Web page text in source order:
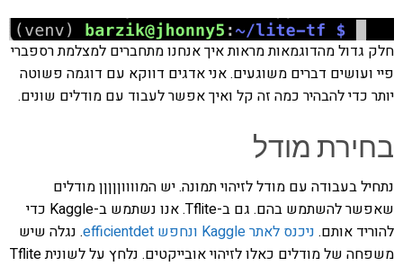
חלק גדול מהדוגמאות מראות איך אנחנו מתחברים למצלמת רספברי
פיי ועושים דברים משוגעים. אני אדגים דווקא עם דוגמה פשוטה
יותר כדי להבהיר כמה זה קל ואיך אפשר לעבוד עם מודלים שונים.
בחירת מודל
נתחיל בעבודה עם מודל לזיהוי תמונה. יש המווווןןןןן מודלים
שאפשר להשתמש בהם. גם ב-Tflite. אנו נשתמש ב-Kaggle כדי
להוריד אותם. ניכנס לאתר Kaggle ונחפש efficientdet
. נגלה שיש
משפחה של מודלים כאלו לזיהוי אובייקטים. נלחץ על לשונית Tflite